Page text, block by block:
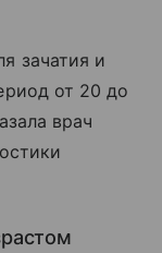
зачатия и
от 20 до
врач